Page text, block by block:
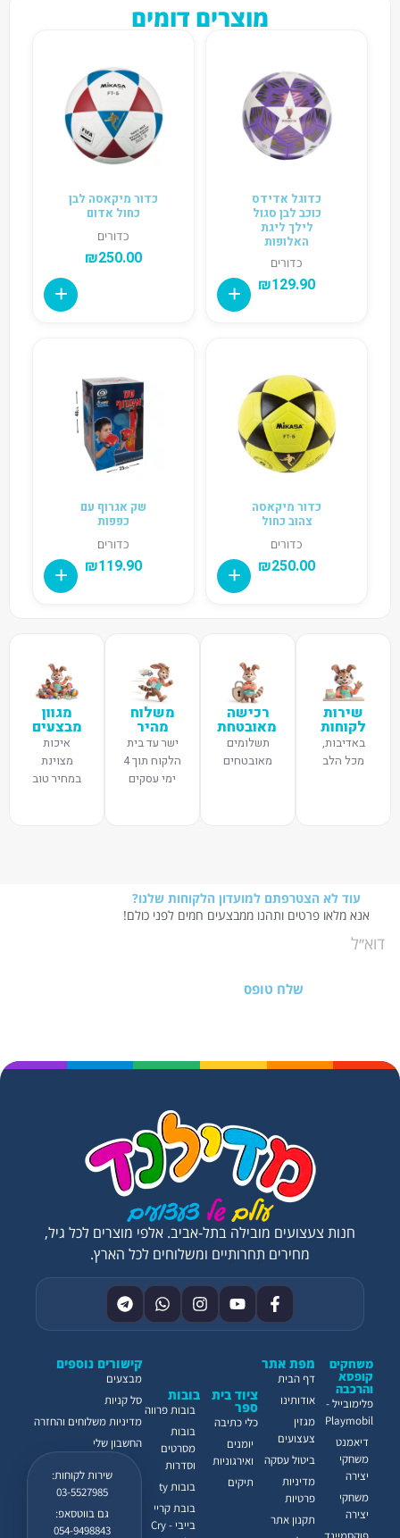
מוצרים דומים
כדוגל אדידס
כוכב לבן סגול
לילך ליגת
האלופות
כדורים
₪129.90
כדור מיקאסה לבן
כחול אדום
כדורים
₪250.00
כדור מיקאסה
צהוב כחול
כדורים
₪250.00
שק אגרוף עם
כפפות
כדורים
₪119.90
שירות
לקוחות
באדיבות,
מכל הלב
רכישה
מאובטחת
תשלומים
מאובטחים
משלוח
מהיר
ישר עד בית
הלקוח תוך 4
ימי עסקים
מגוון
מבצעים
איכות
מצוינת
במחיר טוב
עוד לא הצטרפתם למועדון הלקוחות שלנו?
אנא מלאו פרטים ותהנו ממבצעים חמים לפני כולם!
שלח טופס
קישורים נוספים
מבצעים
סל קניות
מדיניות משלוחים והחזרה
החשבון שלי
שירות לקוחות:
03-5527985
גם בווטסאפ:
054-9498843
ציוד בית
ספר
כלי כתיבה
יומנים
ואירגוניות
תיקים
בובות
בובות פרווה
בובות
מסרטים
וסדרות
בובות ty
בובת קריי
בייבי - Cry
משחקים
קופסא
והרכבה
פלימובייל -
Playmobil
דיאמנט
משחקי
יצירה
משחקי
יצירה
מפת אתר
דף הבית
אודותינו
מגזין
צעצועים
ביטול עסקה
מדיניות
פרטיות
תקנון אתר
חנות צעצועים מובילה בתל-אביב. אלפי מוצרים לכל גיל,
מחירים תחרותיים ומשלוחים לכל הארץ.